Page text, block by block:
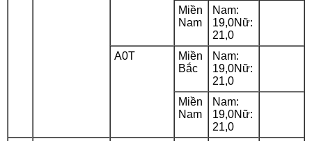
Miền
Nam
Nam:
19,0Nữ:
21,0
A0T
Miền
Bắc
Nam:
19,0Nữ:
21,0
Miền
Nam
Nam:
19,0Nữ:
21,0